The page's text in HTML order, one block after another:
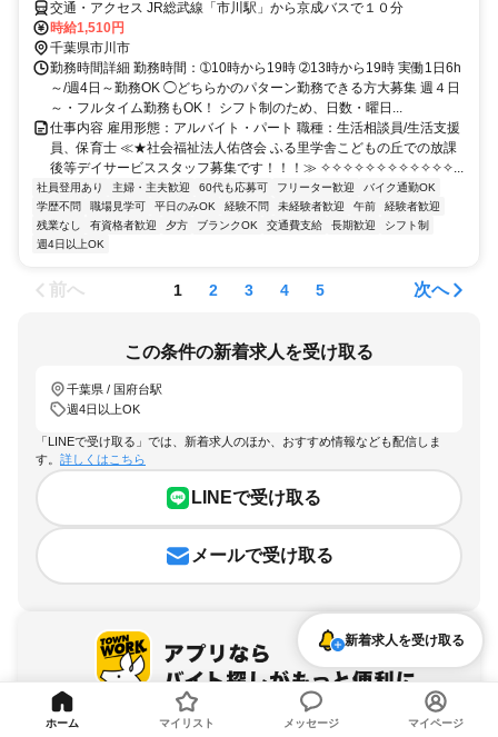
交通・アクセス JR総武線「市川駅」から京成バスで１０分
時給1,510円
千葉県市川市
勤務時間詳細 勤務時間：➀10時から19時 ➁13時から19時 実働1日6h
～/週4日～勤務OK ◯どちらかのパターン勤務できる方大募集 週４日
～・フルタイム勤務もOK！ シフト制のため、日数・曜日...
仕事内容 雇用形態：アルバイト・パート 職種：生活相談員/生活支援
員、保育士 ≪★社会福祉法人佑啓会 ふる里学舎こどもの丘での放課
後等デイサービススタッフ募集です！！！≫ ✧✧✧✧✧✧✧✧✧✧✧✧...
社員登用あり 主婦・主夫歓迎 60代も応募可 フリーター歓迎
バイク通勤OK
学歴不問
職場見学可 平日のみOK 経験不問 未経験者歓迎 午前
経験者歓迎
残業なし
有資格者歓迎 夕方 ブランクOK 交通費支給 長期歓迎
シフト制
週4日以上OK
前へ 1 2 3 4 5 次へ
この条件の新着求人を受け取る
千葉県 / 国府台駅
週4日以上OK
「LINEで受け取る」では、新着求人のほか、おすすめ情報なども配信しま
す。 詳しくはこちら
LINEで受け取る
メールで受け取る
アプリを無料ダウンロード
新着求人を受け取る
ホーム マイリスト メッセージ マイページ